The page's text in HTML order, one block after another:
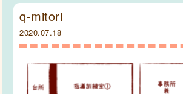
q-mitori
2020.07.18